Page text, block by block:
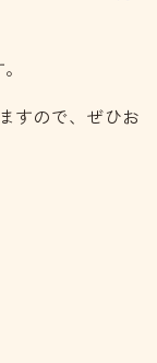
すので、ぜひお